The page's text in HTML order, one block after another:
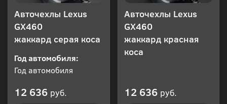
Авточехлы Lexus
GX460
жаккард серая коса
Год автомобиля:
Год автомобиля
12 636 руб.
Авточехлы Lexus
GX460
жаккард красная
коса
12 636 руб.